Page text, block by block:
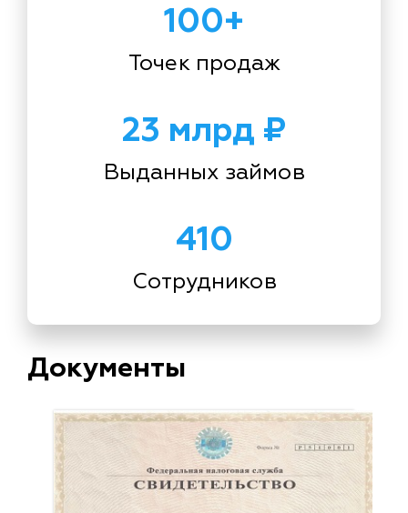
100+
Точек продаж
23 млрд ₽
Выданных займов
410
Сотрудников
Документы